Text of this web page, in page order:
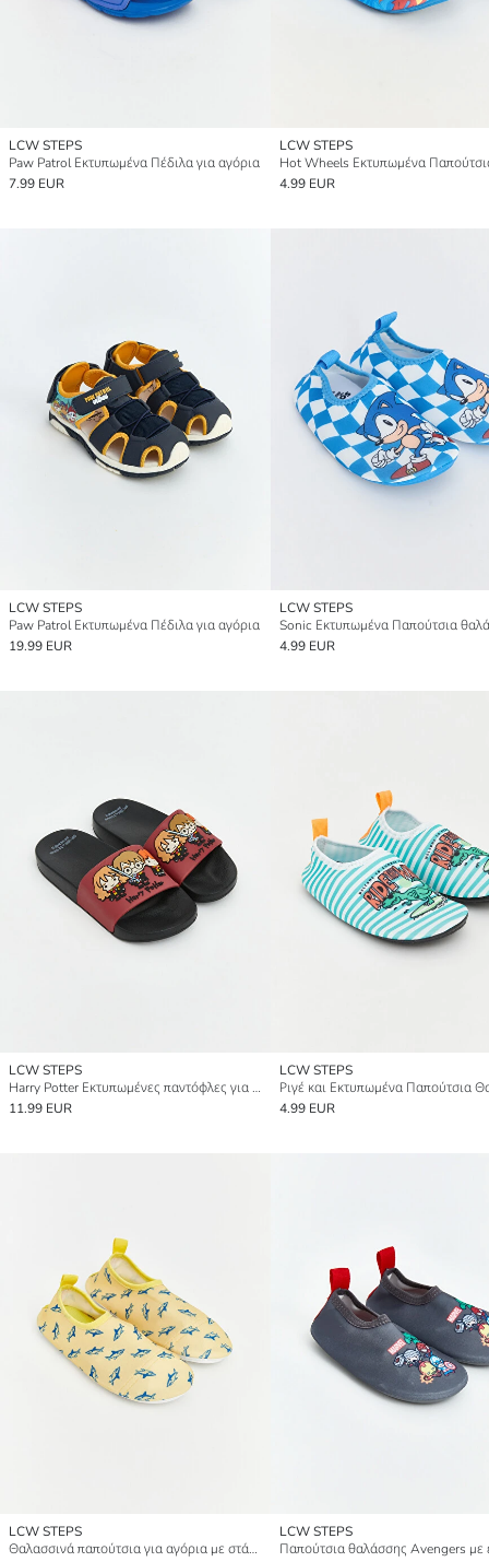
LCW STEPS
Paw Patrol Εκτυπωμένα Πέδιλα για αγόρια
7.99 EUR
LCW STEPS
4.99 EUR
LCW STEPS
Paw Patrol Εκτυπωμένα Πέδιλα για αγόρια
19.99 EUR
LCW STEPS
4.99 EUR
LCW STEPS
Harry Potter Εκτυπωμένες παντόφλες για αγόρια
11.99 EUR
LCW STEPS
4.99 EUR
LCW STEPS
Θαλασσινά παπούτσια για αγόρια με στάμπα καρχαρία
LCW STEPS